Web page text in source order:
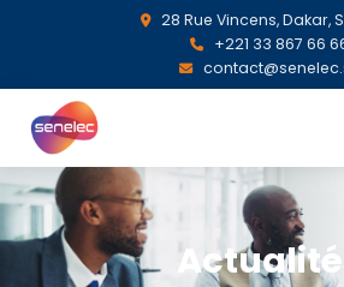
28 Rue Vincens, Dakar,
+221 33 867 66